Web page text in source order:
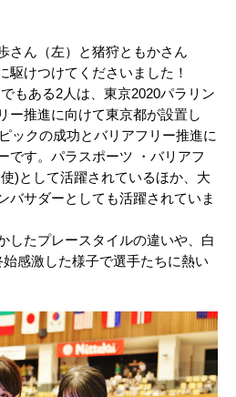
さん（左）と猪狩ともかさん
駆けつけてくださいました！
もある2人は、東京2020パラリン
ー推進に向けて東京都が設置し
ックの成功とバリアフリー推進に
です。パラスポーツ ・バリアフ
)として活躍されているほか、大
バサダーとしても活躍されていま
したプレースタイルの違いや、白
感激した様子で選手たちに熱い